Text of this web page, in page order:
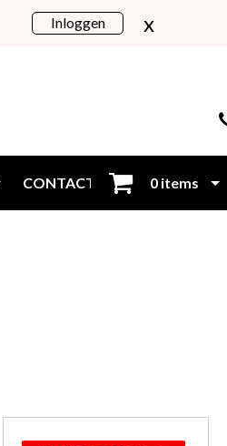
Inloggen x
CONTACT Inloggen
0 items